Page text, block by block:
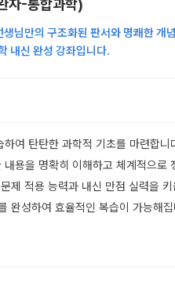
자-통합과학)
님만의 구조화된 판서와 명쾌한 개
내신 완성 강좌입니다.
여 탄탄한 과학적 기초를 마련합니
용을 명확히 이해하고 체계적으로
제 적용 능력과 내신 만점 실력을 키
완성하여 효율적인 복습이 가능해